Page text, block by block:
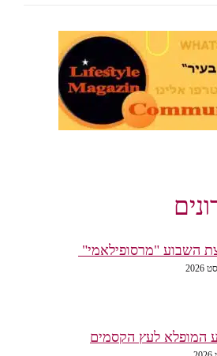
השבוע "מרסופילאמי"
המופלא לעץ הקסמים